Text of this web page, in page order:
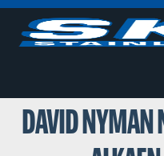
DAVID NYMAN